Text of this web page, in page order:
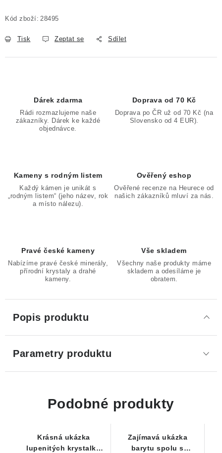
Kód zboží: 28495
Tisk Zeptat se Sdílet
Dárek zdarma
Rádi rozmazlujeme naše
zákazníky. Dárek ke každé
objednávce.
Doprava od 70 Kč
Doprava po ČR už od 70 Kč (na
Slovensko od 4 EUR).
Kameny s rodným listem
Každý kámen je unikát s
„rodným listem“ (jeho název, rok
a místo nálezu).
Ověřený eshop
Ověřené recenze na Heurece od
našich zákazníků mluví za nás.
Pravé české kameny
Nabízíme pravé české minerály,
přírodní krystaly a drahé
kameny.
Vše skladem
Všechny naše produkty máme
skladem a odesíláme je
obratem.
Popis produktu
Parametry produktu
Podobné produkty
Krásná ukázka
lupenitých krystalků
Zajímavá ukázka
barytu spolu s